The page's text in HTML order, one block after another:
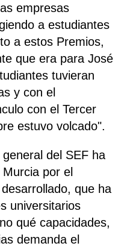
empresas
a estudiantes
a estos Premios,
que era para José
tuvieran
y con el
con el Tercer
estuvo volcado".
del SEF ha
por el
que ha
universitarios
qué capacidades,
demanda el